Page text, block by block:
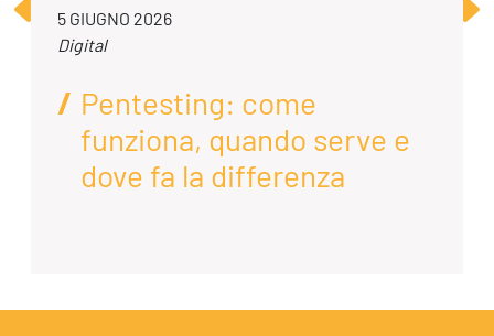
5 GIUGNO 2026
Digital
Pentesting: come
funziona, quando serve e
dove fa la differenza